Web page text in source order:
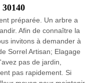
préparée. Un arbre a
Afin de connaître la
invitons à demander à
Sorrel Artisan; Elagage
pas de jardin,
pas rapidement. Si